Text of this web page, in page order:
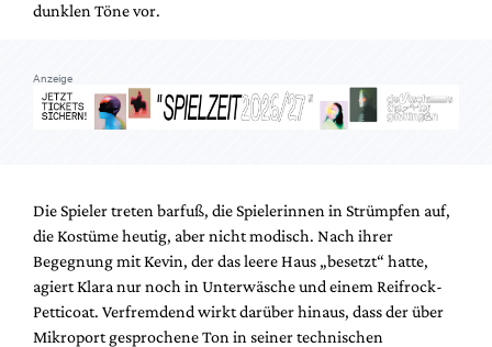
dunklen Töne vor.
Anzeige
Die Spieler treten barfuß, die Spielerinnen in Strümpfen auf,
die Kostüme heutig, aber nicht modisch. Nach ihrer
Begegnung mit Kevin, der das leere Haus „besetzt“ hatte,
agiert Klara nur noch in Unterwäsche und einem Reifrock-
Petticoat. Verfremdend wirkt darüber hinaus, dass der über
Mikroport gesprochene Ton in seiner technischen